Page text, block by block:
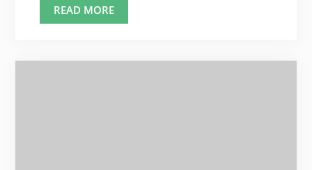
READ MOREMPLS
2021
KE-